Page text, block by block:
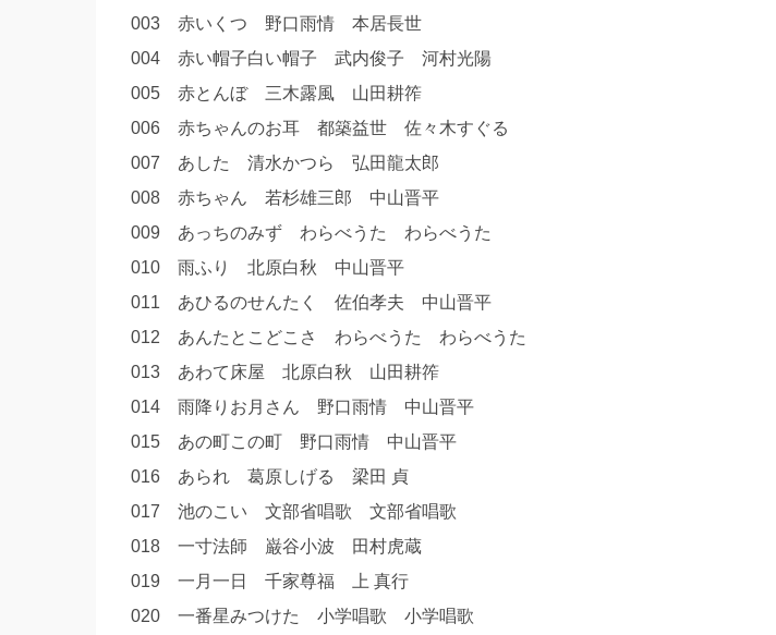
003 赤いくつ 野口雨情 本居長世
004 赤い帽子白い帽子 武内俊子 河村光陽
005 赤とんぼ 三木露風 山田耕筰
006 赤ちゃんのお耳 都築益世 佐々木すぐる
007 あした 清水かつら 弘田龍太郎
008 赤ちゃん 若杉雄三郎 中山晋平
009 あっちのみず わらべうた わらべうた
010 雨ふり 北原白秋 中山晋平
011 あひるのせんたく 佐伯孝夫 中山晋平
012 あんたとこどこさ わらべうた わらべうた
013 あわて床屋 北原白秋 山田耕筰
014 雨降りお月さん 野口雨情 中山晋平
015 あの町この町 野口雨情 中山晋平
016 あられ 葛原しげる 梁田 貞
017 池のこい 文部省唱歌 文部省唱歌
018 一寸法師 巌谷小波 田村虎蔵
019 一月一日 千家尊福 上 真行
020 一番星みつけた 小学唱歌 小学唱歌